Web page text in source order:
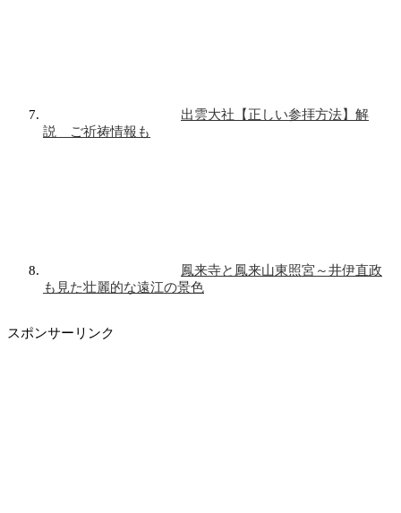
出雲大社【正しい参拝方法】解
説 ご祈祷情報も
鳳来寺と鳳来山東照宮～井伊直政
も見た壮麗的な遠江の景色
スポンサーリンク